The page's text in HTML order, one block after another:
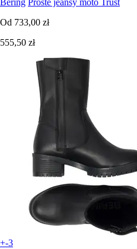
Od 733,00 zł
555,50 zł
+-3